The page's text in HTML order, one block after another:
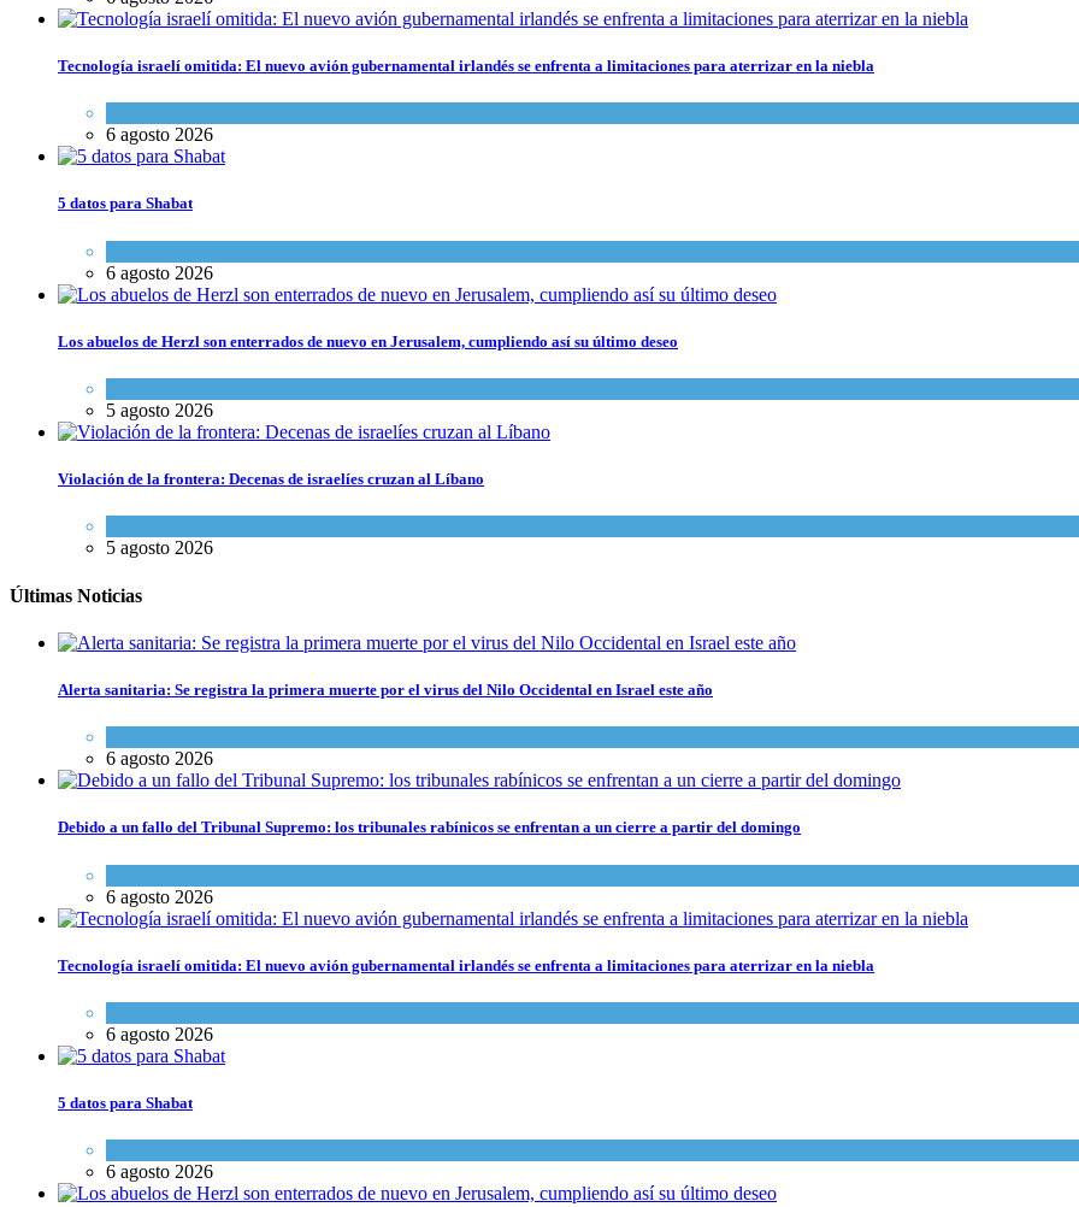
Tecnología israelí omitida: El nuevo avión gubernamental irlandés se enfrenta a limitaciones para aterrizar en la niebla
6 agosto 2026
5 datos para Shabat
6 agosto 2026
Los abuelos de Herzl son enterrados de nuevo en Jerusalem, cumpliendo así su último deseo
5 agosto 2026
Violación de la frontera: Decenas de israelíes cruzan al Líbano
5 agosto 2026
Últimas Noticias
Alerta sanitaria: Se registra la primera muerte por el virus del Nilo Occidental en Israel este año
6 agosto 2026
Debido a un fallo del Tribunal Supremo: los tribunales rabínicos se enfrentan a un cierre a partir del domingo
6 agosto 2026
Tecnología israelí omitida: El nuevo avión gubernamental irlandés se enfrenta a limitaciones para aterrizar en la niebla
6 agosto 2026
5 datos para Shabat
6 agosto 2026